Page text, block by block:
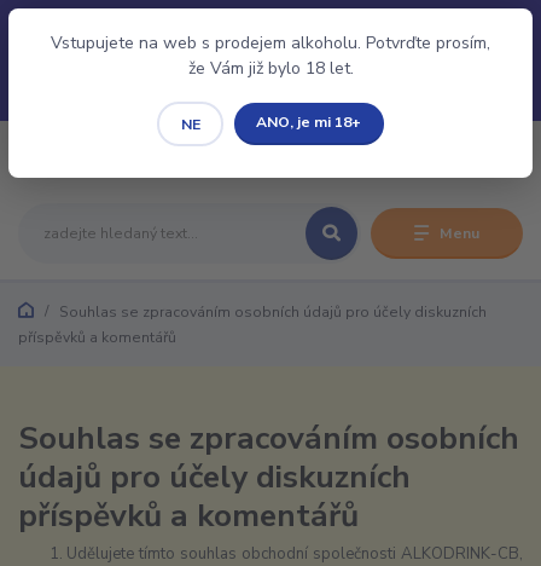
Přihlásit/Registrovat.
Vstupujete na web s prodejem alkoholu. Potvrďte prosím,
že Vám již bylo 18 let.
NE ANO, je mi 18+
Menu
Souhlas se zpracováním osobních údajů pro účely diskuzních
příspěvků a komentářů
Souhlas se zpracováním osobních
údajů pro účely diskuzních
příspěvků a komentářů
Udělujete tímto souhlas obchodní společnosti ALKODRINK-CB,